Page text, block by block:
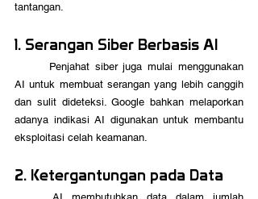
tantangan.
1. Serangan Siber Berbasis AI
AI untuk membuat serangan yang lebih canggih
dan sulit dideteksi. Google bahkan melaporkan
adanya indikasi AI digunakan untuk membantu
eksploitasi celah keamanan.
2. Ketergantungan pada Data